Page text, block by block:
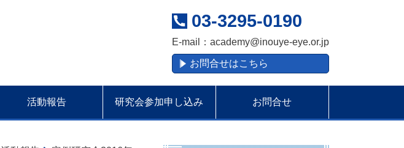
03-3295-0190
E-mail： academy@inouye-eye.or.jp
お問合せはこちら
活動報告 研究会参加申し込み お問合せ